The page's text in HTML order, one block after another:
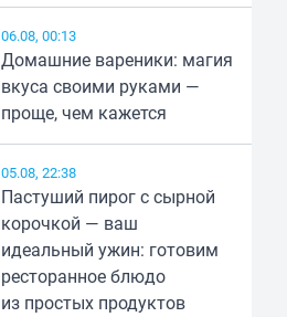
06.08, 00:13
Домашние вареники: магия
вкуса своими руками —
проще, чем кажется
05.08, 22:38
Пастуший пирог с сырной
корочкой — ваш
идеальный ужин: готовим
ресторанное блюдо
из простых продуктов